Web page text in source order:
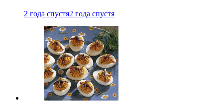
2 года спустя2 года спустя